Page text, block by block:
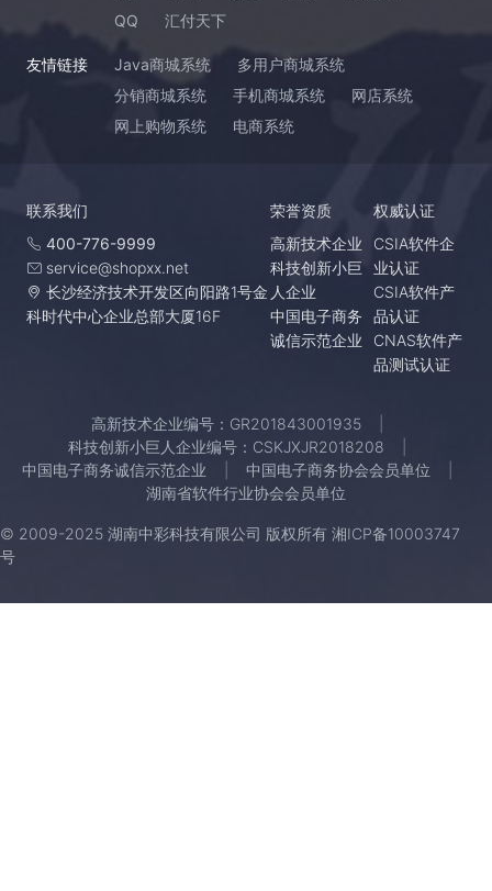
QQ
汇付天下
友情链接 Java商城系统
多用户商城系统
分销商城系统
手机商城系统
网店系统
网上购物系统
电商系统
联系我们
400-776-9999
service@shopxx.net
长沙经济技术开发区向阳路1号金
科时代中心企业总部大厦16F
荣誉资质
高新技术企业
科技创新小巨
人企业
中国电子商务
诚信示范企业
权威认证
CSIA软件企
业认证
CSIA软件产
品认证
CNAS软件产
品测试认证
高新技术企业编号：GR201843001935
科技创新小巨人企业编号：CSKJXJR2018208
中国电子商务诚信示范企业
中国电子商务协会会员单位
湖南省软件行业协会会员单位
© 2009-2025 湖南中彩科技有限公司 版权所有 湘ICP备10003747
号